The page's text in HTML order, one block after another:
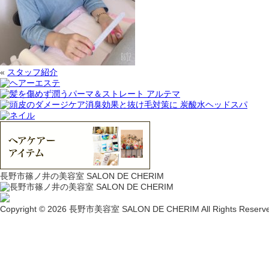
« スタッフ紹介
長野市篠ノ井の美容室 SALON DE CHERIM
Copyright © 2026 長野市美容室 SALON DE CHERIM All Rights